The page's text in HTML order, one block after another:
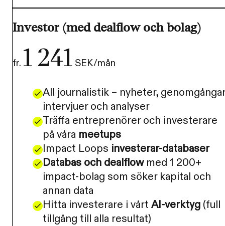
Investor (med dealflow och bolag)
fr. 1 241 SEK/mån
All journalistik – nyheter,
intervjuer och analyser
Träffa entreprenörer och investerare
på våra meetups
Impact Loops investerar-databaser
Databas och dealflow med 1 200+
impact-bolag som söker kapital och
annan data
Hitta investerare i vårt AI-verktyg (full
tillgång till alla resultat)